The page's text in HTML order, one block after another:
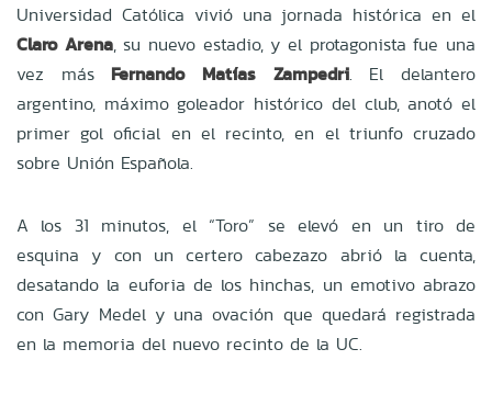
Universidad Católica vivió una jornada histórica en el
Claro Arena, su nuevo estadio, y el protagonista fue una
vez más Fernando Matías Zampedri. El delantero
argentino, máximo goleador histórico del club, anotó el
primer gol oficial en el recinto, en el triunfo cruzado
sobre Unión Española.
A los 31 minutos, el “Toro” se elevó en un tiro de
esquina y con un certero cabezazo abrió la cuenta,
desatando la euforia de los hinchas, un emotivo abrazo
con Gary Medel y una ovación que quedará registrada
en la memoria del nuevo recinto de la UC.